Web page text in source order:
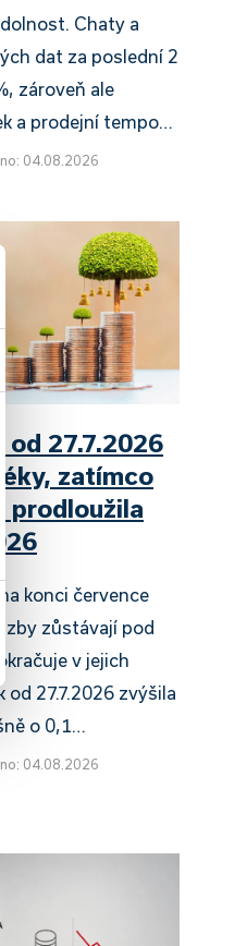
Chaty a
dat za poslední 2
zároveň ale
a prodejní tempo…
04.08.2026
od 27.7.2026
zatímco
prodloužila
konci července
zůstávají pod
v jejich
27.7.2026 zvýšila
o 0,1…
04.08.2026